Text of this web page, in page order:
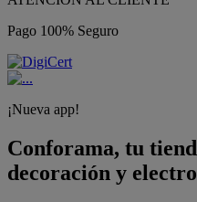
Pago 100% Seguro
¡Nueva app!
Conforama, tu
decoración y